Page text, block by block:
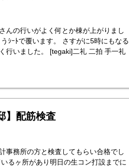
んの行いがよく何とか棟が上がりまし
ｼｰﾄで覆います。 さすがに5時にもなる
行いました。 [tegaki]二礼 二拍 手一礼
】配筋検査
事務所の方と検査してもらい合格でし
るヶ所があり明日の生コン打設までに